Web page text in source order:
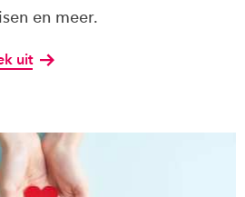
en meer.
uit